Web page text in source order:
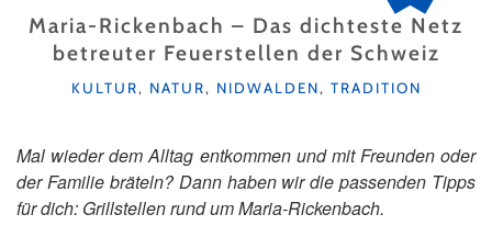
Maria-Rickenbach – Das dichteste Netz
betreuter Feuerstellen der Schweiz
KATEGORIEN
KULTUR, NATUR, NIDWALDEN, TRADITION
Mal wieder dem Alltag entkommen und mit Freunden oder
der Familie bräteln? Dann haben wir die passenden Tipps
für dich: Grillstellen rund um Maria-Rickenbach.